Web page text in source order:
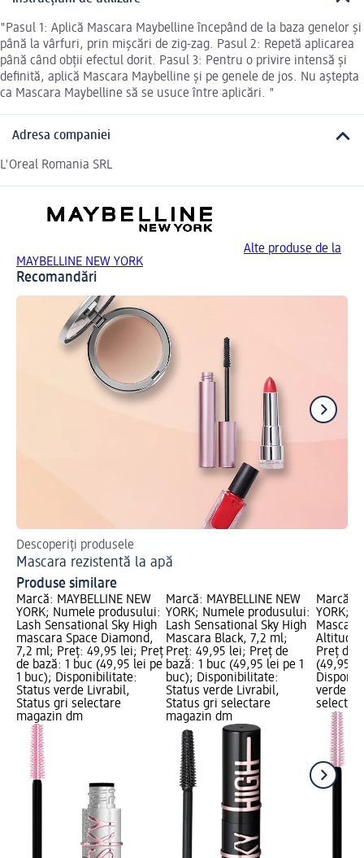
"Pasul 1: Aplică Mascara Maybelline începând de la baza genelor și
până la vârfuri, prin mișcări de zig-zag. Pasul 2: Repetă aplicarea
până când obții efectul dorit. Pasul 3: Pentru o privire intensă și
definită, aplică Mascara Maybelline și pe genele de jos. Nu aștepta
ca Mascara Maybelline să se usuce între aplicări. "
Adresa companiei
L'Oreal Romania SRL
Alte produse de la
MAYBELLINE NEW YORK
Recomandări
Descoperiți produsele
Mascara rezistentă la apă
Produse similare
Marcă: MAYBELLINE NEW
YORK; Numele produsului:
Lash Sensational Sky High
mascara Space Diamond,
7,2 ml; Preț: 49,95 lei; Preț
de bază: 1 buc (49,95 lei pe
1 buc); Disponibilitate:
Status verde Livrabil,
Status gri selectare
magazin dm
Marcă: MAYBELLINE NEW
YORK; Numele produsului:
Lash Sensational Sky High
Mascara Black, 7,2 ml;
Preț: 49,95 lei; Preț de
bază: 1 buc (49,95 lei pe 1
buc); Disponibilitate:
Status verde Livrabil,
Status gri selectare
magazin dm
Marcă:
YORK;
Preț de
(49,95
verde